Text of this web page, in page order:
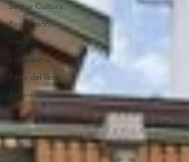
Sector Cultura
Recreación
Navidad
periodismo
Feria del libro
Emprendimiento